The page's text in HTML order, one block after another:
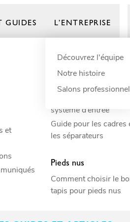
Par domaine
Animaux
Bâtiment
Bâtiments
Écoles
Industriel
Marin
GUIDES
et
Guides de
Comment concevoir
système d’entrée
Guide pour les cadres
les séparateurs
Pieds nus
Comment choisir le
tapis pour pieds nus
L’ENTREPRISE
Découvrez l'équipe
Notre histoire
Salons